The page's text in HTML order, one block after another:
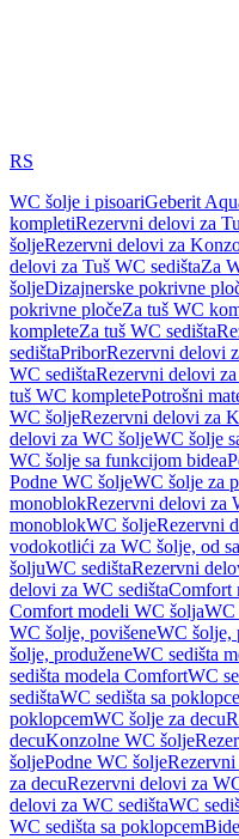
RS
WC šolje i pisoariGeberit
kompletiRezervni delovi za
šoljeRezervni delovi za
delovi za Tuš WC sedištaZa
šoljeDizajnerske pokrivne
pokrivne pločeZa tuš WC
kompleteZa tuš WC sedišta
sedištaPriborRezervni delovi
WC sedištaRezervni delovi
tuš WC kompletePotrošni
WC šoljeRezervni delovi za
delovi za WC šoljeWC šolje
WC šolje sa funkcijom bidea
Podne WC šoljeWC šolje za
monoblokRezervni delovi za
monoblokWC šoljeRezervni
vodokotlići za WC šolje, od
šoljuWC sedištaRezervni
delovi za WC sedištaComfort
Comfort modeli WC šoljaWC
WC šolje, povišeneWC šolje,
šolje, produženeWC sedišta
sedišta modela ComfortWC
sedištaWC sedišta sa
poklopcemWC šolje za decu
decuKonzolne WC šolje
šoljePodne WC šolje
za decuRezervni delovi za
delovi za WC sedištaWC
WC sedišta sa poklopcem